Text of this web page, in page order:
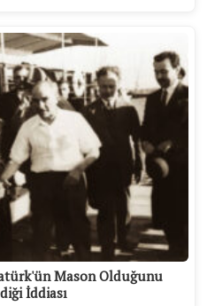
Mason Olduğunu
İddiası